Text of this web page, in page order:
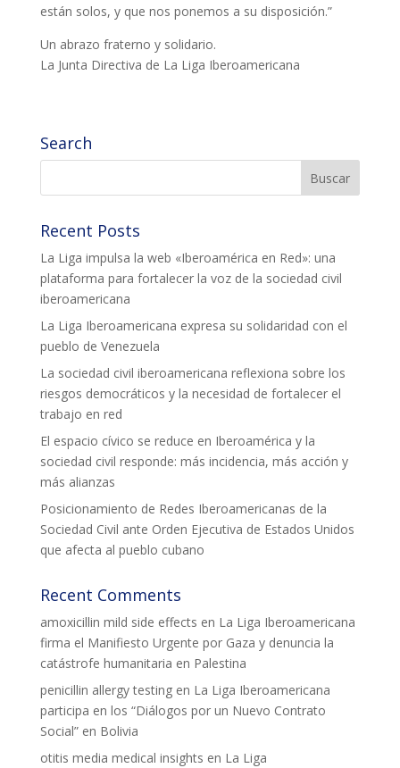
están solos, y que nos ponemos a su disposición.”
Un abrazo fraterno y solidario.
La Junta Directiva de La Liga Iberoamericana
Search
Recent Posts
La Liga impulsa la web «Iberoamérica en Red»: una
plataforma para fortalecer la voz de la sociedad civil
iberoamericana
La Liga Iberoamericana expresa su solidaridad con el
pueblo de Venezuela
La sociedad civil iberoamericana reflexiona sobre los
riesgos democráticos y la necesidad de fortalecer el
trabajo en red
El espacio cívico se reduce en Iberoamérica y la
sociedad civil responde: más incidencia, más acción y
más alianzas
Posicionamiento de Redes Iberoamericanas de la
Sociedad Civil ante Orden Ejecutiva de Estados Unidos
que afecta al pueblo cubano
Recent Comments
amoxicillin mild side effects en La Liga Iberoamericana
firma el Manifiesto Urgente por Gaza y denuncia la
catástrofe humanitaria en Palestina
penicillin allergy testingen La Liga Iberoamericana
participa en los “Diálogos por un Nuevo Contrato
Social” en Bolivia
otitis media medical insights en La Liga
L'equip
Missió i valors
Proposta educativa
ACTUALITAT
Notícies
Butlletins
Diari de la Fundació
Fundesplai als mitjans
Xarxes socials
COL·LABORA
Fes voluntariat
Treballa amb nosaltres